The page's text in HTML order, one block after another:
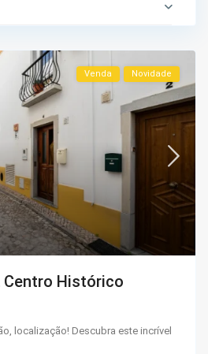
Venda Novidade
Histórico
localização! Descubra este incrível